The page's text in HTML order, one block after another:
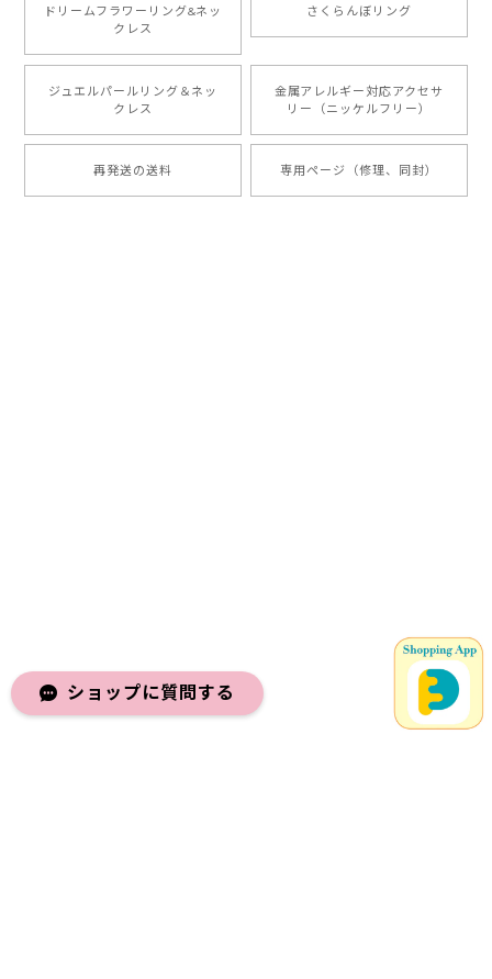
ドリームフラワーリング&ネッ
クレス
さくらんぼリング
ジュエルパールリング＆ネッ
クレス
金属アレルギー対応アクセサ
リー（ニッケルフリー）
再発送の送料 専用ページ（修理、同封）
ショップに質問する